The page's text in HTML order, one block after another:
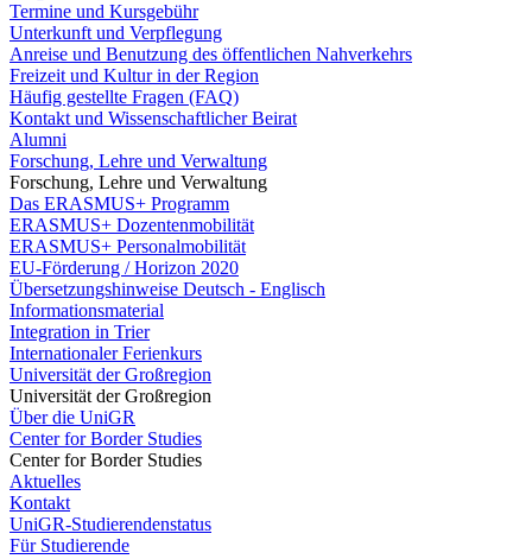
Termine und Kursgebühr
Unterkunft und Verpflegung
Anreise und Benutzung des öffentlichen Nahverkehrs
Freizeit und Kultur in der Region
Häufig gestellte Fragen (FAQ)
Kontakt und Wissenschaftlicher Beirat
Alumni
Forschung, Lehre und Verwaltung
Forschung, Lehre und Verwaltung
Das ERASMUS+ Programm
ERASMUS+ Dozentenmobilität
ERASMUS+ Personalmobilität
EU-Förderung / Horizon 2020
Übersetzungshinweise Deutsch - Englisch
Informationsmaterial
Integration in Trier
Internationaler Ferienkurs
Universität der Großregion
Universität der Großregion
Über die UniGR
Center for Border Studies
Center for Border Studies
Aktuelles
Kontakt
UniGR-Studierendenstatus
Für Studierende